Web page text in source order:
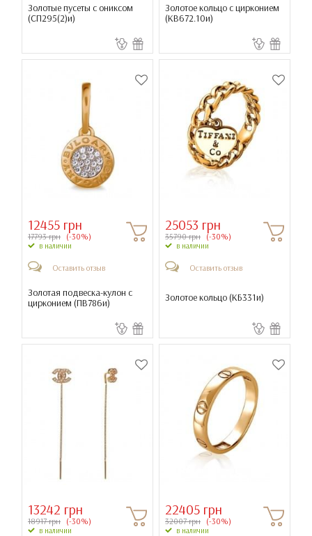
Золотые пусеты с ониксом
(СП295(2)и)
Золотое кольцо с цирконием
(КВ672.10и)
12455 грн
17793 грн (-30%)
в наличии
Оставить отзыв
Золотая подвеска-кулон с
цирконием (ПВ786и)
25053 грн
35790 грн (-30%)
в наличии
Оставить отзыв
Золотое кольцо (КБ331и)
13242 грн
18917 грн (-30%)
в наличии
22405 грн
32007 грн (-30%)
в наличии